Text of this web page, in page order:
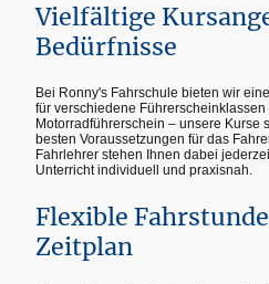
Vielfältige
Bedürfnisse
Bei Ronny's Fahrschule bieten wir
für verschiedene Führerscheinklassen
Motorradführerschein – unsere Kurse
besten Voraussetzungen für das
Fahrlehrer stehen Ihnen dabei
Unterricht individuell und praxisnah.
Flexible
Zeitplan